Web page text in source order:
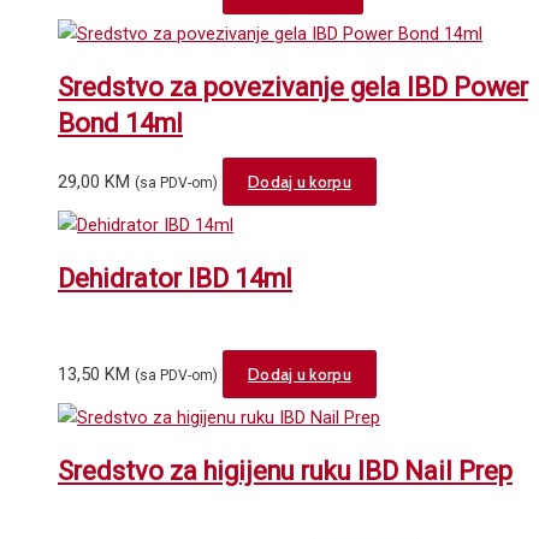
Sredstvo za povezivanje gela IBD Power
Bond 14ml
29,00 KM (sa PDV-om) Dodaj u korpu
Dehidrator IBD 14ml
13,50 KM (sa PDV-om) Dodaj u korpu
Sredstvo za higijenu ruku IBD Nail Prep